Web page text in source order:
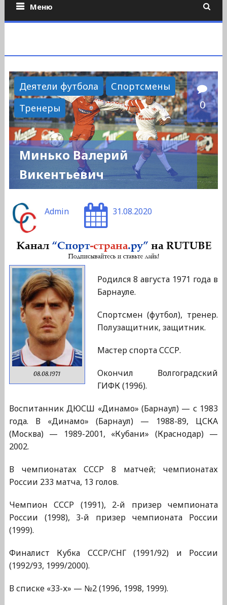
Меню
Деятели футбола
Спортсмены
Тренеры
0
Минько Валерий
Викентьевич
Admin 31.08.2020
08.08.1971
Родился 8 августа 1971 года в
Барнауле.
Спортсмен (футбол), тренер.
Полузащитник, защитник.
Мастер спорта СССР.
Окончил Волгоградский
ГИФК (1996).
Воспитанник ДЮСШ «Динамо» (Барнаул) — с 1983
года. В «Динамо» (Барнаул) — 1988-89, ЦСКА
(Москва) — 1989-2001, «Кубани» (Краснодар) —
2002.
В чемпионатах СССР 8 матчей; чемпионатах
России 233 матча, 13 голов.
Чемпион СССР (1991), 2-й призер чемпионата
России (1998), 3-й призер чемпионата России
(1999).
Финалист Кубка СССР/СНГ (1991/92) и России
(1992/93, 1999/2000).
В списке «33-х» — №2 (1996, 1998, 1999).